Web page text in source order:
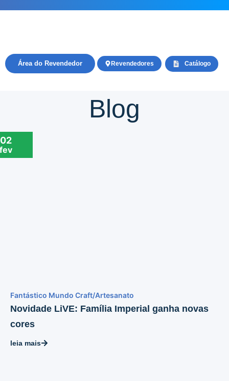
Catálogo
Revendedores
Área do Revendedor
Blog
02
fev
Fantástico Mundo Craft/Artesanato
Novidade LiVE: Família Imperial ganha novas
cores
leia mais